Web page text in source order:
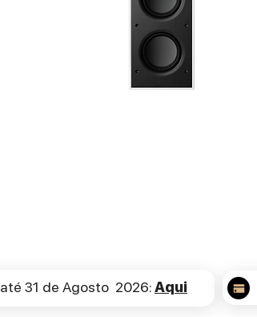
até 31 de Agosto 2026:Aqui